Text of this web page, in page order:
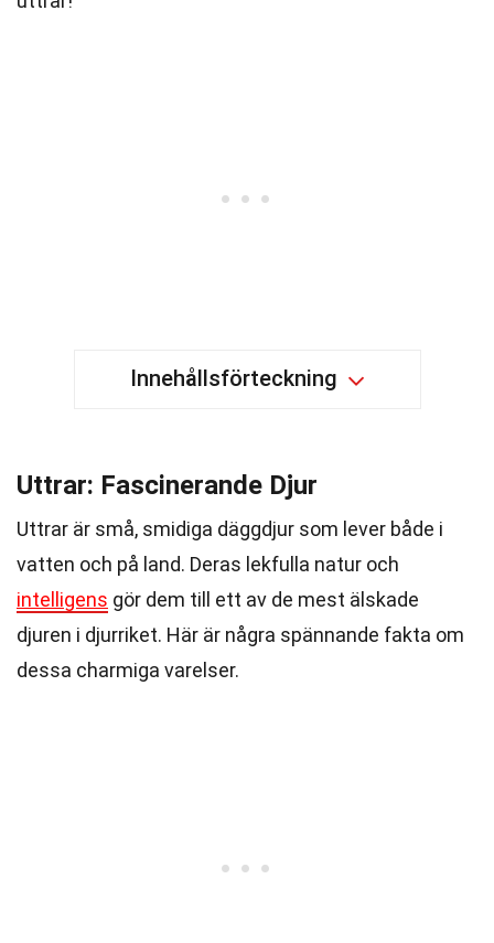
Innehållsförteckning
Uttrar: Fascinerande Djur
Uttrar är små, smidiga däggdjur som lever både i
vatten och på land. Deras lekfulla natur och
intelligens gör dem till ett av de mest älskade
djuren i djurriket. Här är några spännande fakta om
dessa charmiga varelser.